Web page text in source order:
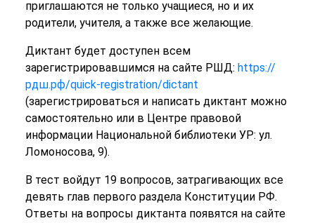
приглашаются не только учащиеся, но и их
родители, учителя, а также все желающие.
Диктант будет доступен всем
зарегистрировавшимся на сайте РШД: https://
рдш.рф/quick-registration/dictant
(зарегистрироваться и написать диктант можно
самостоятельно или в Центре правовой
информации Национальной библиотеки УР: ул.
Ломоносова, 9).
В тест войдут 19 вопросов, затрагивающих все
девять глав первого раздела Конституции РФ.
Ответы на вопросы диктанта появятся на сайте